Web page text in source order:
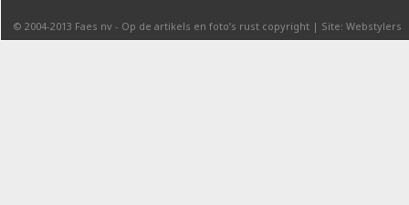
© 2004-2013 Faes nv - Op de artikels en foto’s rust copyright | Site: Webstylers